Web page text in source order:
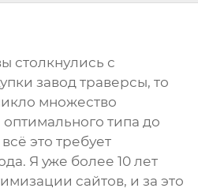
столкнулись с
завод траверсы, то
множество
типа до
это требует
Я уже более 10 лет
сайтов, и за это